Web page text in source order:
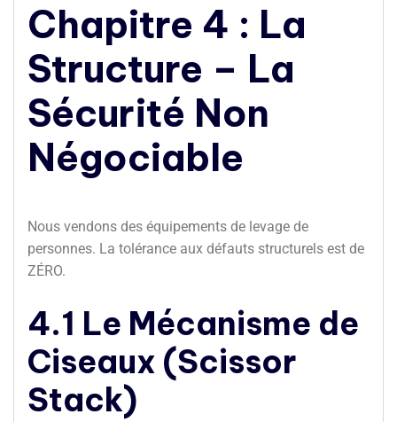
Chapitre 4 : La
Structure – La
Sécurité Non
Négociable
Nous vendons des équipements de levage de
personnes. La tolérance aux défauts structurels est de
ZÉRO.
4.1 Le Mécanisme de
Ciseaux (Scissor
Stack)